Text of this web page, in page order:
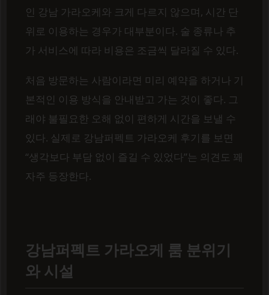
인 강남 가라오케와 크게 다르지 않으며, 시간 단
위로 이용하는 경우가 대부분이다. 술 종류나 추
가 서비스에 따라 비용은 조금씩 달라질 수 있다.
처음 방문하는 사람이라면 미리 예약을 하거나 기
본적인 이용 방식을 안내받고 가는 것이 좋다. 그
래야 불필요한 오해 없이 편하게 시간을 보낼 수
있다. 실제로 강남퍼펙트 가라오케 후기를 보면
“생각보다 부담 없이 즐길 수 있었다”는 의견도 꽤
자주 등장한다.
강남퍼펙트 가라오케 룸 분위기
와 시설